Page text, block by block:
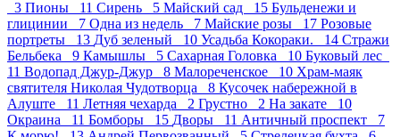
3 Пионы 11 Сирень 5 Майский сад 15 Бульденежи и
глицинии 7 Одна из недель 7 Майские розы 17 Розовые
портреты 13 Дуб зеленый 10 Усадьба Кокораки. 14 Стражи
Бельбека 9 Камышлы 5 Сахарная Головка 10 Буковый лес
11 Водопад Джур-Джур 8 Малореченское 10 Храм-маяк
святителя Николая Чудотворца 8 Кусочек набережной в
Алуште 11 Летняя чехарда 2 Грустно 2 На закате 10
Окраина 11 Бомборы 15 Дворы 11 Античный проспект 7